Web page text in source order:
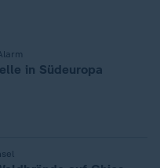
in Südeuropa